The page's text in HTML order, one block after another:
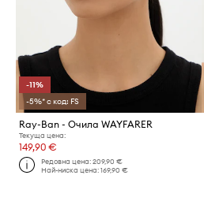
-11%
-5%* с код: FS
Ray-Ban - Очила WAYFARER
Текуща цена:
149,90 €
Редовна цена:209,90 €
Най-ниска цена:169,90 €